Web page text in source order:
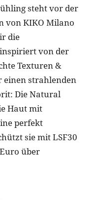
steht vor der
von KIKO Milano
die
von der
Texturen &
einen strahlenden
Die Natural
Haut mit
perfekt
sie mit LSF30
über